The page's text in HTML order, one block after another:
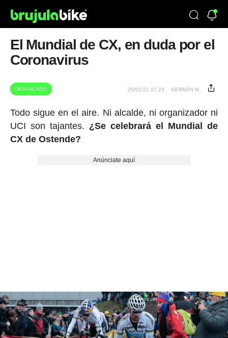
El Mundial de CX, en duda por el
Coronavirus
DESTACADO 25/01/21 07:23 GERMÁN M.
Todo sigue en el aire. Ni alcalde, ni organizador ni
UCI son tajantes. ¿Se celebrará el Mundial de
CX de Ostende?
Anúnciate aquí